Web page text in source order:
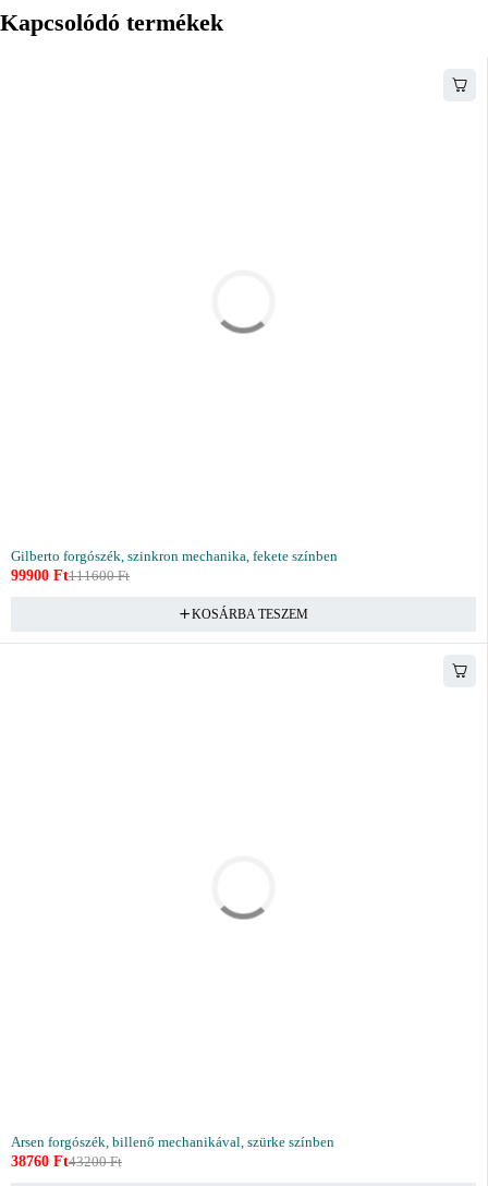
Kapcsolódó termékek
Gilberto forgószék, szinkron mechanika, fekete színben
111600Ft
99900 Ft
KOSÁRBA TESZEM
Arsen forgószék, billenő mechanikával, szürke színben
43200Ft
38760 Ft